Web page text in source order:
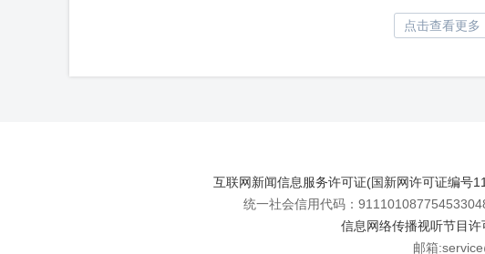
点击查看更多
互联网新闻信息服务许可证(国新网许可证编号
统一社会信用代码：
信息网络传播视听节目
邮箱